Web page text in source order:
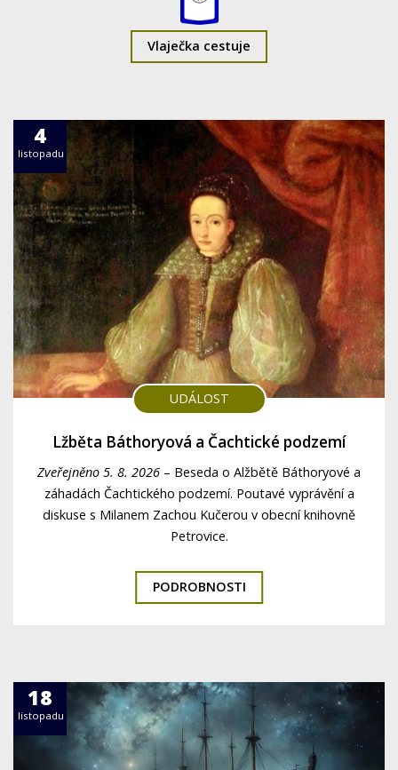
Vlaječka cestuje
4
listopadu
UDÁLOST
Lžběta Báthoryová a Čachtické podzemí
Zveřejněno 5. 8. 2026 – Beseda o Alžbětě Báthoryové a
záhadách Čachtického podzemí. Poutavé vyprávění a
diskuse s Milanem Zachou Kučerou v obecní knihovně
Petrovice.
PODROBNOSTI
18
listopadu